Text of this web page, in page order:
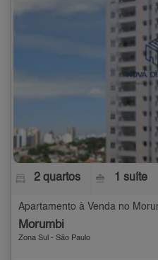
2 quartos 1 suíte
Apartamento à Venda no
Morumbi
Zona Sul - São Paulo